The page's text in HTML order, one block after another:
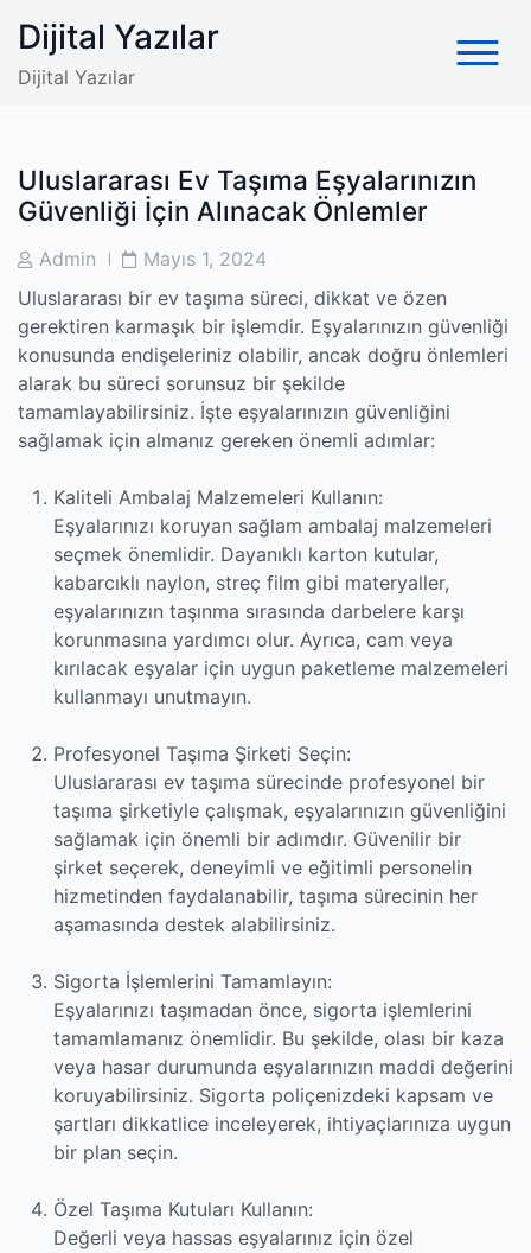
content
Dijital Yazılar
Dijital Yazılar
Uluslararası Ev Taşıma Eşyalarınızın
Güvenliği İçin Alınacak Önlemler
PostAdmin
PostMayıs 1, 2024
Uluslararası bir ev taşıma süreci, dikkat ve özen
gerektiren karmaşık bir işlemdir. Eşyalarınızın güvenliği
konusunda endişeleriniz olabilir, ancak doğru önlemleri
alarak bu süreci sorunsuz bir şekilde
tamamlayabilirsiniz. İşte eşyalarınızın güvenliğini
sağlamak için almanız gereken önemli adımlar:
Kaliteli Ambalaj Malzemeleri Kullanın:
Eşyalarınızı koruyan sağlam ambalaj malzemeleri
seçmek önemlidir. Dayanıklı karton kutular,
kabarcıklı naylon, streç film gibi materyaller,
eşyalarınızın taşınma sırasında darbelere karşı
korunmasına yardımcı olur. Ayrıca, cam veya
kırılacak eşyalar için uygun paketleme malzemeleri
kullanmayı unutmayın.
Profesyonel Taşıma Şirketi Seçin:
Uluslararası ev taşıma sürecinde profesyonel bir
taşıma şirketiyle çalışmak, eşyalarınızın güvenliğini
sağlamak için önemli bir adımdır. Güvenilir bir
şirket seçerek, deneyimli ve eğitimli personelin
hizmetinden faydalanabilir, taşıma sürecinin her
aşamasında destek alabilirsiniz.
Sigorta İşlemlerini Tamamlayın:
Eşyalarınızı taşımadan önce, sigorta işlemlerini
tamamlamanız önemlidir. Bu şekilde, olası bir kaza
veya hasar durumunda eşyalarınızın maddi değerini
koruyabilirsiniz. Sigorta poliçenizdeki kapsam ve
şartları dikkatlice inceleyerek, ihtiyaçlarınıza uygun
bir plan seçin.
Özel Taşıma Kutuları Kullanın:
Değerli veya hassas eşyalarınız için özel